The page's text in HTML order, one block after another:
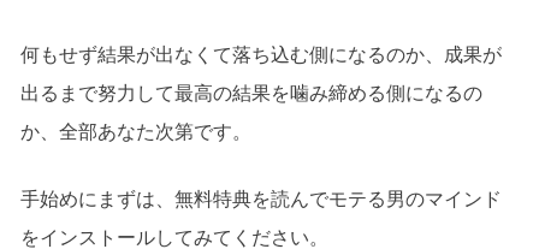
何もせず結果が出なくて落ち込む側になるのか、成果が
出るまで努力して最高の結果を噛み締める側になるの
か、全部あなた次第です。
手始めにまずは、無料特典を読んでモテる男のマインド
をインストールしてみてください。